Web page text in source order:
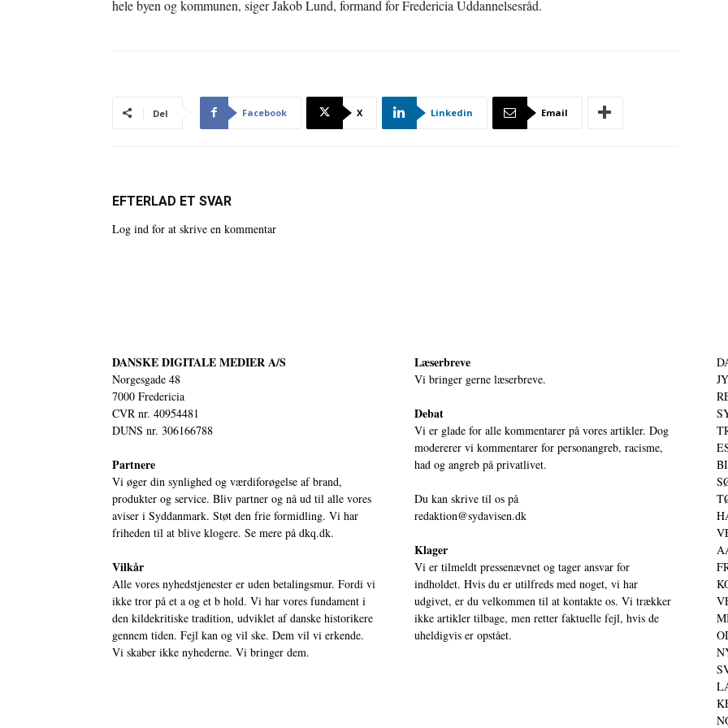
hele byen og kommunen, siger Jakob Lund, formand for Fredericia Uddannelsesråd.
Del Facebook X Linkedin Email
EFTERLAD ET SVAR
Log ind for at skrive en kommentar
DANSKE DIGITALE MEDIER A/S
Norgesgade 48
7000 Fredericia
CVR nr. 40954481
DUNS nr. 306166788
Partnere
Vi øger din synlighed og værdiforøgelse af brand,
produkter og service. Bliv partner og nå ud til alle vores
aviser i Syddanmark. Støt den frie formidling. Vi har
friheden til at blive klogere. Se mere på dkq.dk.
Vilkår
Alle vores nyhedstjenester er uden betalingsmur. Fordi vi
ikke tror på et a og et b hold. Vi har vores fundament i
den kildekritiske tradition, udviklet af danske historikere
gennem tiden. Fejl kan og vil ske. Dem vil vi erkende.
Vi skaber ikke nyhederne. Vi bringer dem.
Læserbreve
Vi bringer gerne læserbreve.
Debat
Vi er glade for alle kommentarer på vores artikler. Dog
modererer vi kommentarer for personangreb, racisme,
had og angreb på privatlivet.
Du kan skrive til os på
redaktion@sydavisen.dk
Klager
Vi er tilmeldt pressenævnet og tager ansvar for
indholdet. Hvis du er utilfreds med noget, vi har
udgivet, er du velkommen til at kontakte os. Vi trækker
ikke artikler tilbage, men retter faktuelle fejl, hvis de
uheldigvis er opstået.